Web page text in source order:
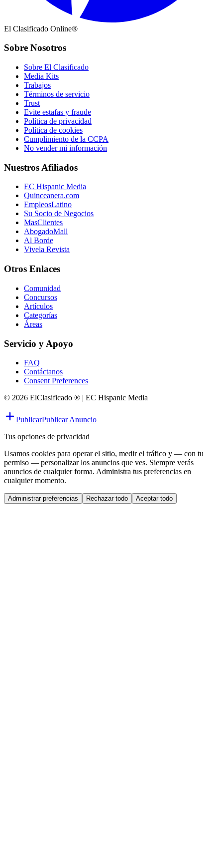
El Clasificado Online®
Sobre Nosotros
Sobre El Clasificado
Media Kits
Trabajos
Términos de servicio
Trust
Evite estafas y fraude
Política de privacidad
Política de cookies
Cumplimiento de la CCPA
No vender mi información
Nuestros Afiliados
EC Hispanic Media
Quinceanera.com
EmpleosLatino
Su Socio de Negocios
MasClientes
AbogadoMall
Al Borde
Vivela Revista
Otros Enlaces
Comunidad
Concursos
Artículos
Categorías
Áreas
Servicio y Apoyo
FAQ
Contáctanos
Consent Preferences
© 2026 ElClasificado ® | EC Hispanic Media
PublicarPublicar Anuncio
Tus opciones de privacidad
Usamos cookies para operar el sitio, medir el tráfico y — con tu
permiso — personalizar los anuncios que ves. Siempre verás
anuncios de cualquier forma. Administra tus preferencias en
cualquier momento.
Administrar preferencias Rechazar todo Aceptar todo